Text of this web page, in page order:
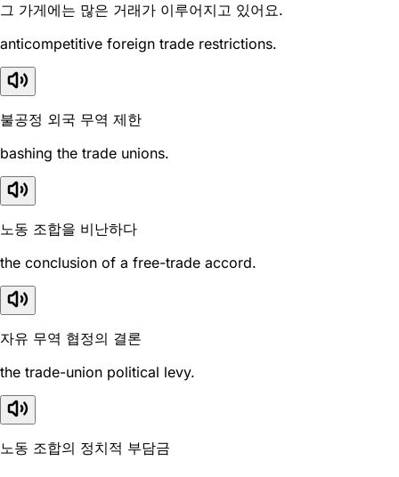
그 가게에는 많은 거래가 이루어지고 있어요.
anticompetitive foreign trade restrictions.
불공정 외국 무역 제한
bashing the trade unions.
노동 조합을 비난하다
the conclusion of a free-trade accord.
자유 무역 협정의 결론
the trade-union political levy.
노동 조합의 정치적 부담금